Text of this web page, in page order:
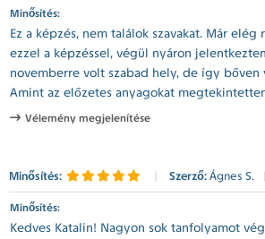
Minősítés:
Ez a képzés, nem találok szavakat. Már elég
ezzel a képzéssel, végül nyáron
novemberre volt szabad hely, de így
Amint az előzetes anyagokat
Vélemény megjelenítése
Minősítés: Szerző: Ágnes S.
Minősítés:
Kedves Katalin! Nagyon sok tanfolyamot